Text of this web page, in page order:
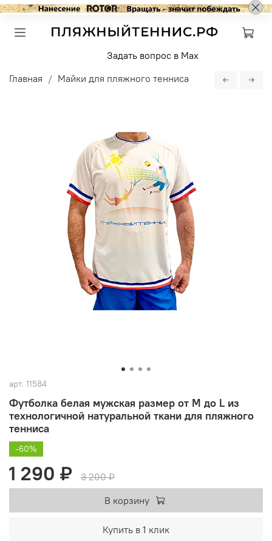
Задать вопрос в Max
Главная
Майки для пляжного тенниса
арт. 11584
Футболка белая мужская размер от M до L из
технологичной натуральной ткани для пляжного
тенниса
-60%
1 290 ₽
3 200 ₽
В корзину
Купить в 1 клик